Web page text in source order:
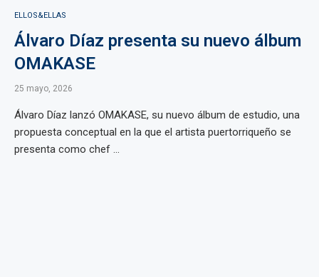
ELLOS&ELLAS
Álvaro Díaz presenta su nuevo álbum
OMAKASE
25 mayo, 2026
Álvaro Díaz lanzó OMAKASE, su nuevo álbum de estudio, una
propuesta conceptual en la que el artista puertorriqueño se
presenta como chef ...